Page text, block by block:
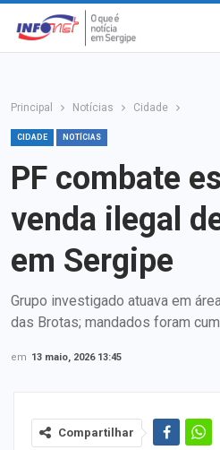
Principal Notícias Cidade
CIDADE NOTÍCIAS
PF combate
venda ilegal
em Sergipe
Grupo investigado atuava em
das Brotas; mandados foram
em 13 maio, 2026 13:45
Compartilhar